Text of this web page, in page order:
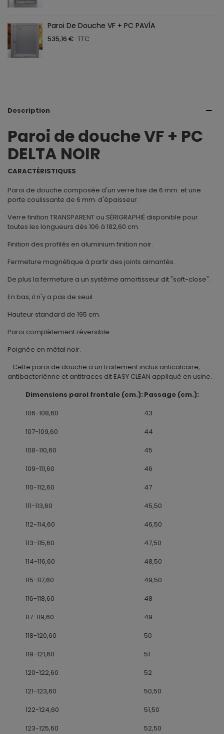
Paroi De Douche VF + PC PAVÍA
535,16 € TTC
Description
Paroi de douche VF + PC
DELTA NOIR
CARACTÉRISTIQUES
Paroi de douche composée d'un verre fixe de 6 mm. et une
porte coulissante de 6 mm. d'épaisseur.
Verre finition TRANSPARENT ou SÉRIGRAPHIÉ disponible pour
toutes les longueurs dès 106 à 182,60 cm.
Finition des profilés en aluminium finition noir.
Fermeture magnétique à partir des joints aimantés.
De plus la fermeture a un système amortisseur dit "soft-close".
En bas, il n'y a pas de seuil.
Hauteur standard de 195 cm.
Paroi complètement réversible.
Poignée en métal noir.
- Cette paroi de douche a un traitement inclus anticalcaire,
antibacteriénne et antitraces dit EASY CLEAN appliqué en usine.
Dimensions paroi frontale (cm.): Passage (cm.):
106-108,60
43
107-109,60
44
108-110,60
45
109-111,60
46
110-112,60
47
111-113,60
45,50
112-114,60
46,50
113-115,60
47,50
114-116,60
48,50
115-117,60
49,50
116-118,60
48
117-119,60
49
118-120,60
50
119-121,60
51
120-122,60
52
121-123,60
50,50
122-124,60
51,50
123-125,60
52,50